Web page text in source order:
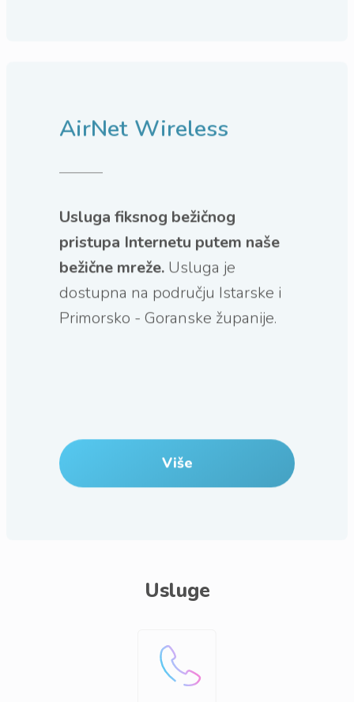
AirNet Wireless
Usluga fiksnog bežičnog
pristupa Internetu putem naše
bežične mreže. Usluga je
dostupna na području Istarske i
Primorsko - Goranske županije.
Više
Usluge